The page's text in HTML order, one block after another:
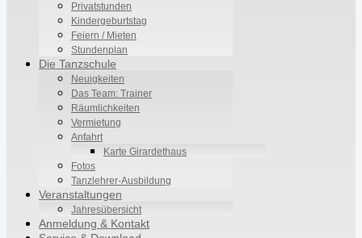
Privatstunden
Kindergeburtstag
Feiern / Mieten
Stundenplan
Die Tanzschule
Neuigkeiten
Das Team: Trainer
Räumlichkeiten
Vermietung
Anfahrt
Karte Girardethaus
Fotos
Tanzlehrer-Ausbildung
Veranstaltungen
Jahresübersicht
Anmeldung & Kontakt